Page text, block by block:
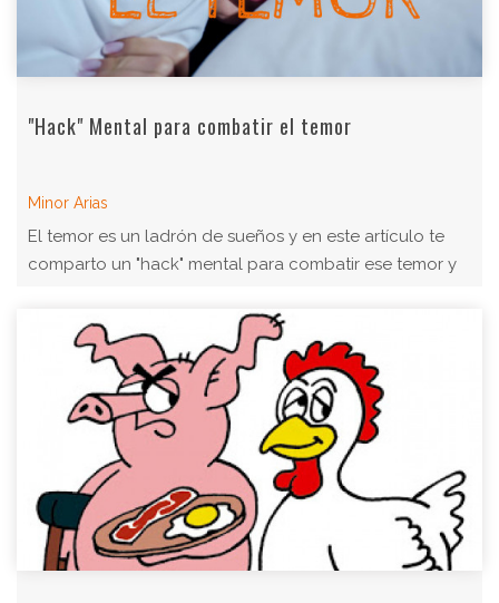
"Hack" Mental para combatir el temor
Minor Arias
El temor es un ladrón de sueños y en este artículo te
comparto un "hack" mental para combatir ese temor y